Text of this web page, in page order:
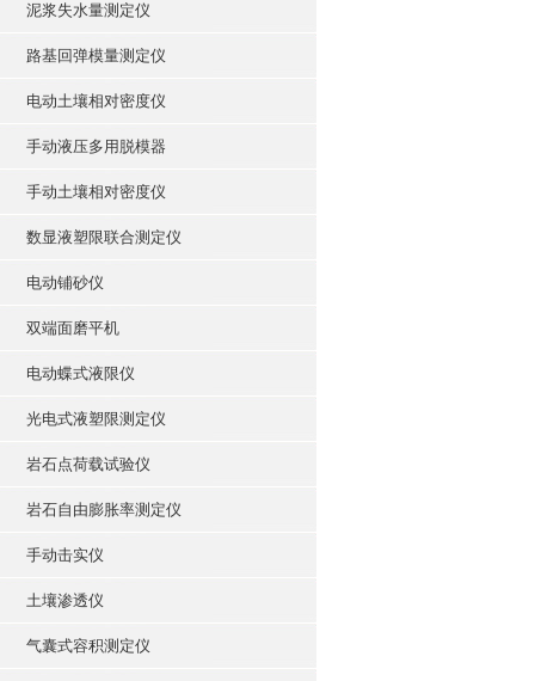
泥浆失水量测定仪
路基回弹模量测定仪
电动土壤相对密度仪
手动液压多用脱模器
手动土壤相对密度仪
数显液塑限联合测定仪
电动铺砂仪
双端面磨平机
电动蝶式液限仪
光电式液塑限测定仪
岩石点荷载试验仪
岩石自由膨胀率测定仪
手动击实仪
土壤渗透仪
气囊式容积测定仪